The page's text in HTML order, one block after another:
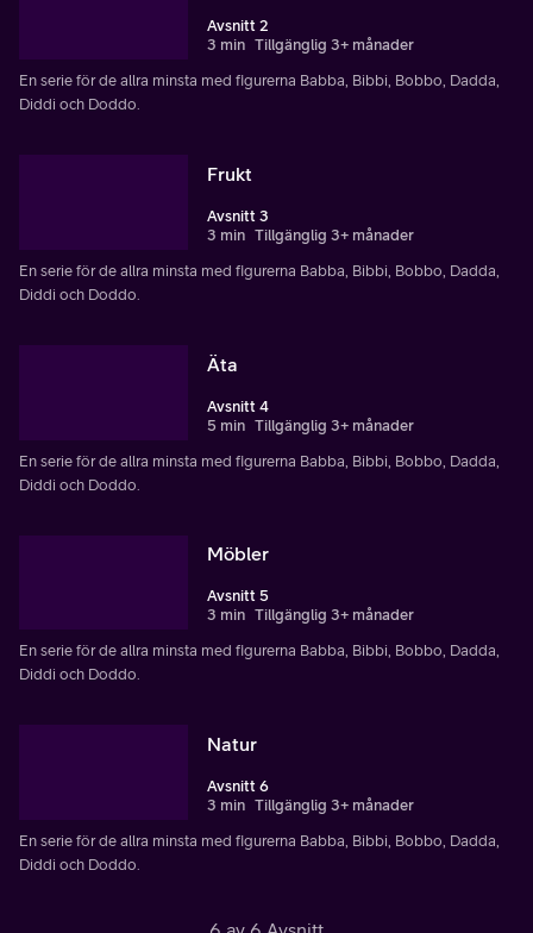
Avsnitt 2
3 min Tillgänglig 3+ månader
En serie för de allra minsta med figurerna Babba, Bibbi, Bobbo, Dadda,
Diddi och Doddo.
Frukt
Avsnitt 3
3 min Tillgänglig 3+ månader
En serie för de allra minsta med figurerna Babba, Bibbi, Bobbo, Dadda,
Diddi och Doddo.
Äta
Avsnitt 4
5 min Tillgänglig 3+ månader
En serie för de allra minsta med figurerna Babba, Bibbi, Bobbo, Dadda,
Diddi och Doddo.
Möbler
Avsnitt 5
3 min Tillgänglig 3+ månader
En serie för de allra minsta med figurerna Babba, Bibbi, Bobbo, Dadda,
Diddi och Doddo.
Natur
Avsnitt 6
3 min Tillgänglig 3+ månader
En serie för de allra minsta med figurerna Babba, Bibbi, Bobbo, Dadda,
Diddi och Doddo.